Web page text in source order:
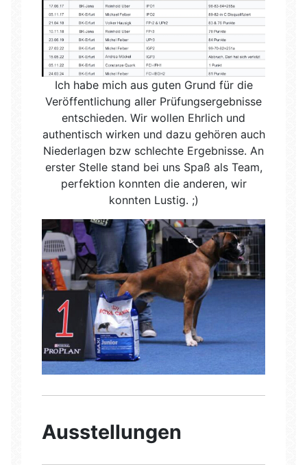
Ich habe mich aus guten Grund für die
Veröffentlichung aller Prüfungsergebnisse
entschieden. Wir wollen Ehrlich und
authentisch wirken und dazu gehören auch
Niederlagen bzw schlechte Ergebnisse. An
erster Stelle stand bei uns Spaß als Team,
perfektion konnten die anderen, wir
konnten Lustig. ;)
Ausstellungen